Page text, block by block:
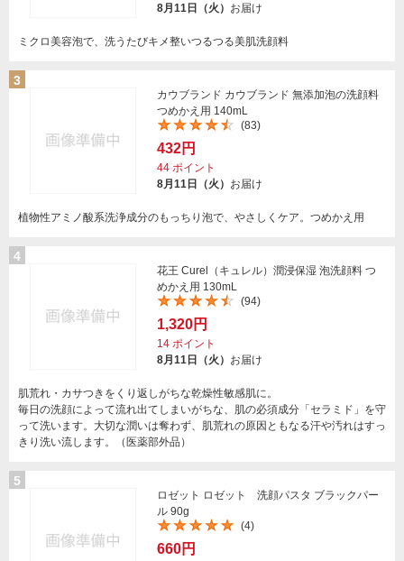
8月11日（火） お届け
ミクロ美容泡で、洗うたびキメ整いつるつる美肌洗顔料
3
カウブランド カウブランド 無添加泡の洗顔料
つめかえ用 140mL
(83)
432円
44 ポイント
8月11日（火） お届け
植物性アミノ酸系洗浄成分のもっちり泡で、やさしくケア。つめかえ用
4
花王 Curel（キュレル）潤浸保湿 泡洗顔料 つ
めかえ用 130mL
(94)
1,320円
14 ポイント
8月11日（火） お届け
肌荒れ・カサつきをくり返しがちな乾燥性敏感肌に。
毎日の洗顔によって流れ出てしまいがちな、肌の必須成分「セラミド」を守
って洗います。大切な潤いは奪わず、肌荒れの原因ともなる汗や汚れはすっ
きり洗い流します。（医薬部外品）
5
ロゼット ロゼット 洗顔パスタ ブラックパー
ル 90g
(4)
660円